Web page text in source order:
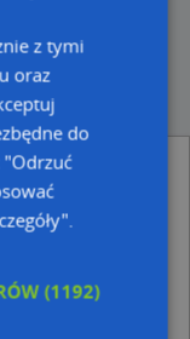
Zdrowie,
Puławy
24-100 Puławy
10,
Puławy
z tymi
oraz
do
(1192)